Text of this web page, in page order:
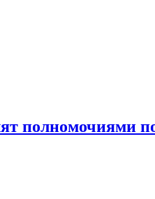
полномочиями по